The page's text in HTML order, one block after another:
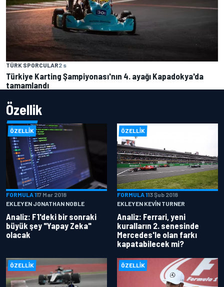
TÜRK SPORCULAR2 s
Türkiye Karting Şampiyonası'nın 4. ayağı Kapadokya'da
tamamlandı
Özellik
ÖZELLIK
FORMULA 117 Mar 2018
EKLEYEN JONATHAN NOBLE
Analiz: F1'deki bir sonraki
büyük şey "Yapay Zeka"
olacak
ÖZELLIK
FORMULA 113 Şub 2018
EKLEYEN KEVIN TURNER
Analiz: Ferrari, yeni
kuralların 2. senesinde
Mercedes'le olan farkı
kapatabilecek mi?
ÖZELLIK ÖZELLIK